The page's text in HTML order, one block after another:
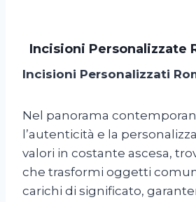
Incisioni Personalizzate
Incisioni Personalizzati
Nel panorama
l’autenticità e la
valori in costante ascesa,
che trasformi oggetti
carichi di significato,